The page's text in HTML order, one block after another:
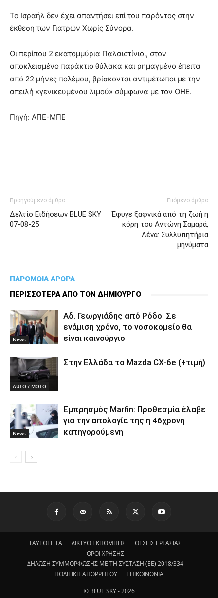
Το Ισραήλ δεν έχει απαντήσει επί του παρόντος στην
έκθεση των Γιατρών Χωρίς Σύνορα.
Οι περίπου 2 εκατομμύρια Παλαιστίνιοι, στον
αποκλεισμένο παράκτιο θύλακα και ρημαγμένο έπειτα
από 22 μήνες πολέμου, βρίσκονται αντιμέτωποι με την
απειλή «γενικευμένου λιμού» σύμφωνα με τον ΟΗΕ.
Πηγή: ΑΠΕ-ΜΠΕ
Προηγούμενο άρθρο
Δελτίο Ειδήσεων BLUE SKY
07-08-25
Επόμενο άρθρο
Έφυγε ξαφνικά από τη ζωή η
κόρη του Αντώνη Σαμαρά,
Λένα: Συλλυπητήρια
μηνύματα
ΠΑΡΟΜΟΙΑ ΑΡΘΡΑ
ΠΕΡΙΣΣΟΤΕΡΑ ΑΠΟ ΤΟΝ ΔΗΜΙΟΥΡΓΟ
News
Αδ. Γεωργιάδης από Ρόδο: Σε
ενάμιση χρόνο, το νοσοκομείο θα
είναι καινούργιο
AUTO / MOTO
Στην Ελλάδα το Mazda CX-6e (+τιμή)
News
Εμπρησμός Marfin: Προθεσμία έλαβε
για την απολογία της η 46χρονη
κατηγορούμενη
ΤΑΥΤΟΤΗΤΑ ΔΙΚΤΥΟ ΕΚΠΟΜΠΗΣ
ΘΕΣΕΙΣ ΕΡΓΑΣΙΑΣ
ΟΡΟΙ ΧΡΗΣΗΣ
ΔΗΛΩΣΗ ΣΥΜΜΟΡΦΩΣΗΣ ΜΕ ΤΗ ΣΥΣΤΑΣΗ (ΕΕ) 2018/334
ΠΟΛΙΤΙΚΗ ΑΠΟΡΡΗΤΟΥ
ΕΠΙΚΟΙΝΩΝΙΑ
© BLUE SKY - 2026